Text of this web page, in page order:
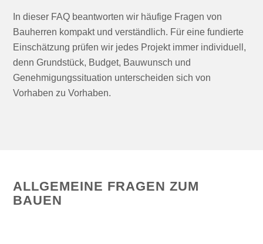
In dieser FAQ beantworten wir häufige Fragen von
Bauherren kompakt und verständlich. Für eine fundierte
Einschätzung prüfen wir jedes Projekt immer individuell,
denn Grundstück, Budget, Bauwunsch und
Genehmigungssituation unterscheiden sich von
Vorhaben zu Vorhaben.
ALLGEMEINE FRAGEN ZUM
BAUEN